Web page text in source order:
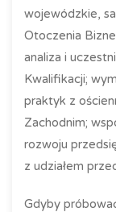
wojewódzkie,
Otoczenia
analiza i
Kwalifikacji;
praktyk z
Zachodnim;
rozwoju
z udziałem
Gdyby